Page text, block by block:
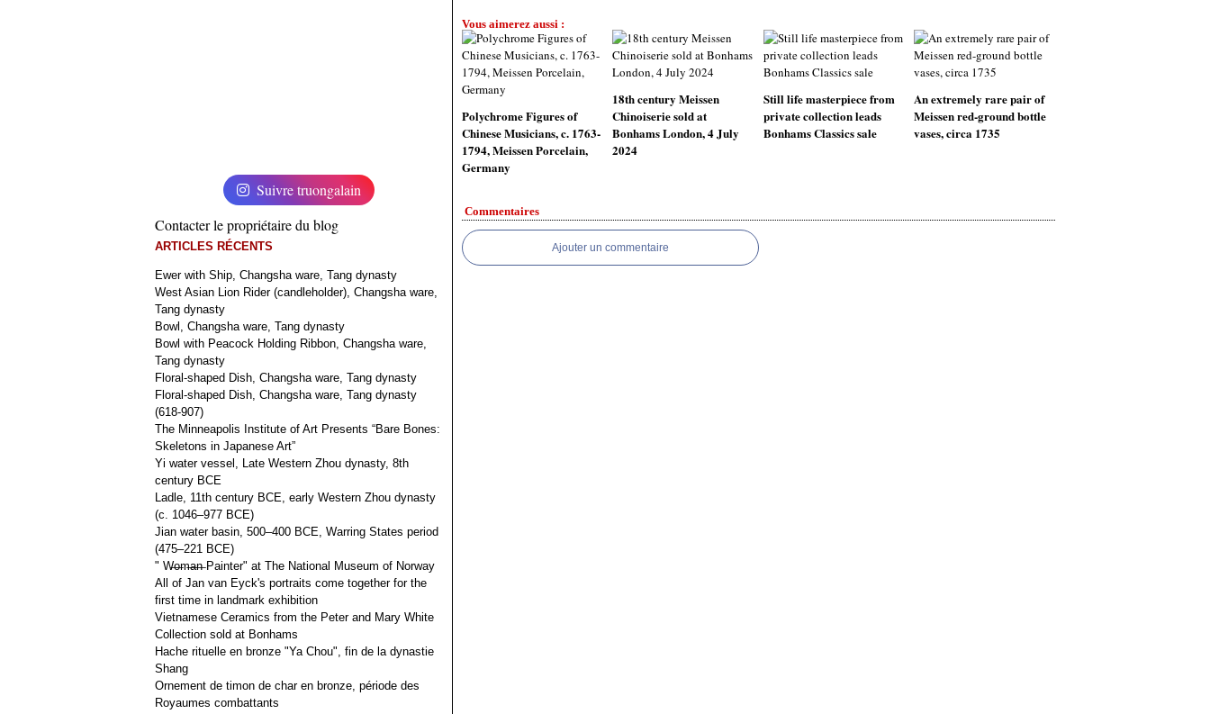
Suivre truongalain
Contacter le propriétaire du blog
ARTICLES RÉCENTS
Ewer with Ship, Changsha ware, Tang dynasty
West Asian Lion Rider (candleholder), Changsha ware,
Tang dynasty
Bowl, Changsha ware, Tang dynasty
Bowl with Peacock Holding Ribbon, Changsha ware,
Tang dynasty
Floral-shaped Dish, Changsha ware, Tang dynasty
Floral-shaped Dish, Changsha ware, Tang dynasty
(618-907)
The Minneapolis Institute of Art Presents “Bare Bones:
Skeletons in Japanese Art”
Yi water vessel, Late Western Zhou dynasty, 8th
century BCE
Ladle, 11th century BCE, early Western Zhou dynasty
(c. 1046–977 BCE)
Jian water basin, 500–400 BCE, Warring States period
(475–221 BCE)
" W̶o̶m̶a̶n̶ Painter" at The National Museum of Norway
All of Jan van Eyck's portraits come together for the
first time in landmark exhibition
Vietnamese Ceramics from the Peter and Mary White
Collection sold at Bonhams
Hache rituelle en bronze "Ya Chou", fin de la dynastie
Shang
Ornement de timon de char en bronze, période des
Royaumes combattants
Vous aimerez aussi :
Polychrome Figures of
Chinese Musicians, c. 1763-
1794, Meissen Porcelain,
Germany
18th century Meissen
Chinoiserie sold at
Bonhams London, 4 July
2024
Still life masterpiece from
private collection leads
Bonhams Classics sale
An extremely rare pair of
Meissen red-ground bottle
vases, circa 1735
Commentaires
Ajouter un commentaire